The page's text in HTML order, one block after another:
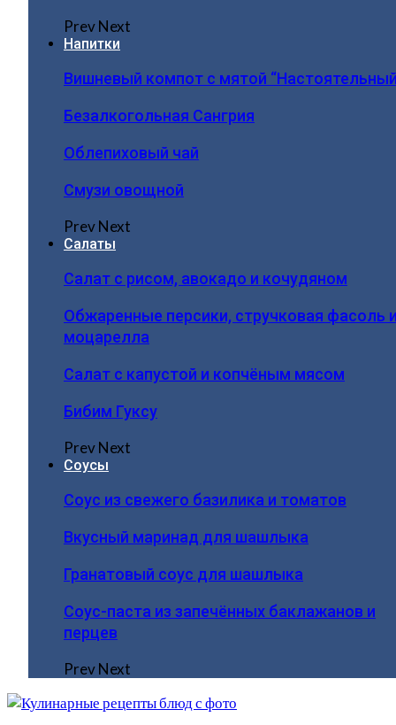
PrevNext
Напитки
Вишневый компот с мятой
Безалкогольная Сангрия
Облепиховый чай
Смузи овощной
PrevNext
Салаты
Салат с рисом, авокадо и кочудяном
Обжаренные персики, стручковая фасоль
моцарелла
Салат с капустой и копчёным мясом
Бибим Гуксу
PrevNext
Соусы
Соус из свежего базилика и томатов
Вкусный маринад для шашлыка
Гранатовый соус для шашлыка
Соус-паста из запечённых баклажанов и
перцев
PrevNext